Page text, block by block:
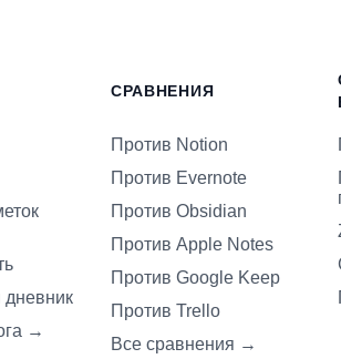
→
СРАВНЕНИЯ
Против Notion
Против Evernote
Против Obsidian
Против Apple Notes
Против Google Keep
Против Trello
Все сравнения →